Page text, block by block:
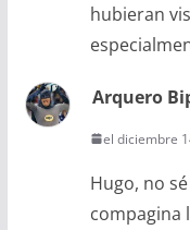
hubieran
Arquero
el diciembre
Hugo, no
compagina